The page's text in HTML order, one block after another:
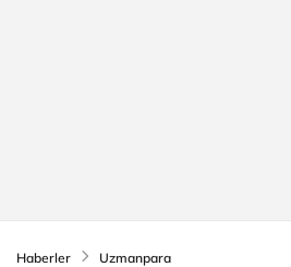
Haberler Uzmanpara